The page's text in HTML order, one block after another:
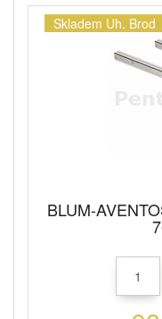
Skladem Uh. Brod
BLUM-